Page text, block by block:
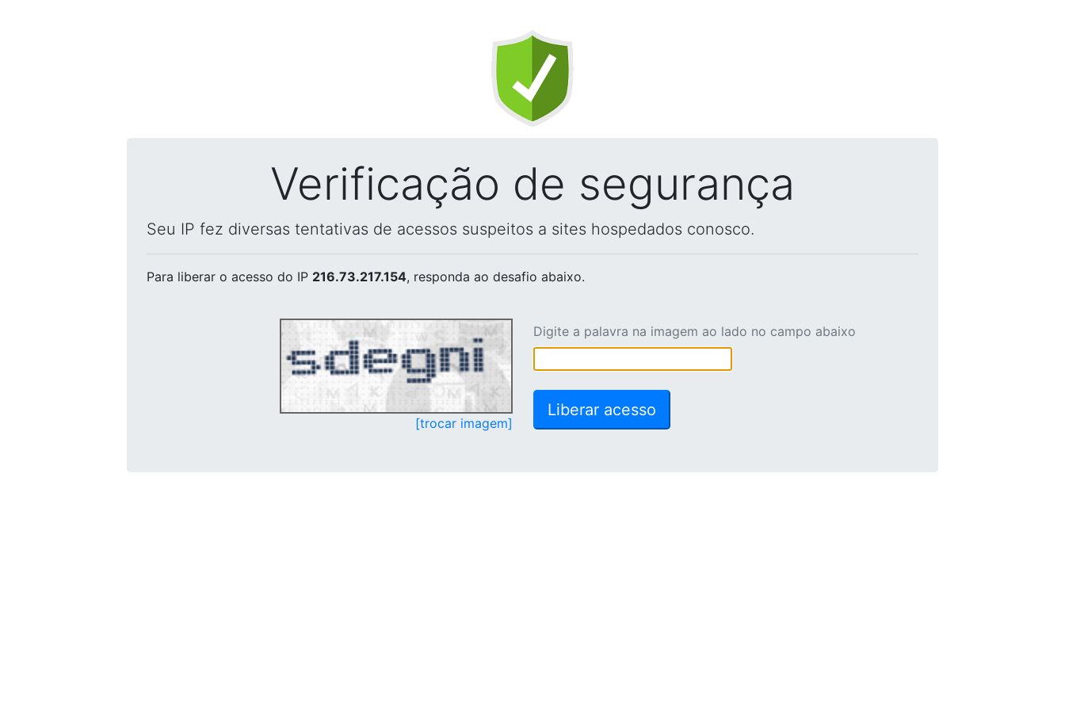
Verificação de segurança
Seu IP fez diversas tentativas de acessos suspeitos a sites hospedados conosco.
Para liberar o acesso do IP 216.73.217.154, responda ao desafio abaixo.
[trocar imagem]
Digite a palavra na imagem ao lado no campo abaixo